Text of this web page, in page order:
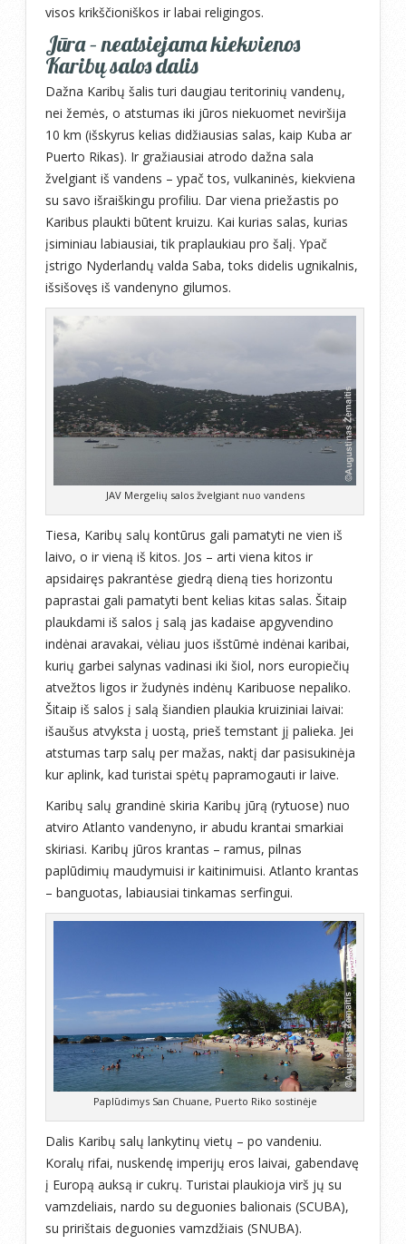
visos krikščioniškos ir labai religingos.
Jūra – neatsiejama kiekvienos
Karibų salos dalis
Dažna Karibų šalis turi daugiau teritorinių vandenų,
nei žemės, o atstumas iki jūros niekuomet neviršija
10 km (išskyrus kelias didžiausias salas, kaip Kuba ar
Puerto Rikas). Ir gražiausiai atrodo dažna sala
žvelgiant iš vandens – ypač tos, vulkaninės, kiekviena
su savo išraiškingu profiliu. Dar viena priežastis po
Karibus plaukti būtent kruizu. Kai kurias salas, kurias
įsiminiau labiausiai, tik praplaukiau pro šalį. Ypač
įstrigo Nyderlandų valda Saba, toks didelis ugnikalnis,
išsišovęs iš vandenyno gilumos.
JAV Mergelių salos žvelgiant nuo vandens
Tiesa, Karibų salų kontūrus gali pamatyti ne vien iš
laivo, o ir vieną iš kitos. Jos – arti viena kitos ir
apsidairęs pakrantėse giedrą dieną ties horizontu
paprastai gali pamatyti bent kelias kitas salas. Šitaip
plaukdami iš salos į salą jas kadaise apgyvendino
indėnai aravakai, vėliau juos išstūmė indėnai karibai,
kurių garbei salynas vadinasi iki šiol, nors europiečių
atvežtos ligos ir žudynės indėnų Karibuose nepaliko.
Šitaip iš salos į salą šiandien plaukia kruiziniai laivai:
išaušus atvyksta į uostą, prieš temstant jį palieka. Jei
atstumas tarp salų per mažas, naktį dar pasisukinėja
kur aplink, kad turistai spėtų papramogauti ir laive.
Karibų salų grandinė skiria Karibų jūrą (rytuose) nuo
atviro Atlanto vandenyno, ir abudu krantai smarkiai
skiriasi. Karibų jūros krantas – ramus, pilnas
paplūdimių maudymuisi ir kaitinimuisi. Atlanto krantas
– banguotas, labiausiai tinkamas serfingui.
Paplūdimys San Chuane, Puerto Riko sostinėje
Dalis Karibų salų lankytinų vietų – po vandeniu.
Koralų rifai, nuskendę imperijų eros laivai, gabendavę
į Europą auksą ir cukrų. Turistai plaukioja virš jų su
vamzdeliais, nardo su deguonies balionais (SCUBA),
su pririštais deguonies vamzdžiais (SNUBA).